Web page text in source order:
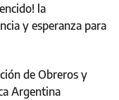
la
y esperanza para
de Obreros y
Argentina